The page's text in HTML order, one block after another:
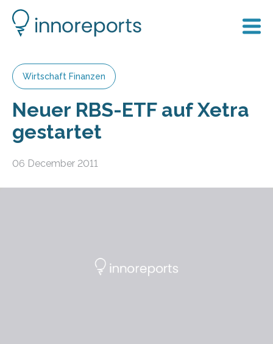
Wirtschaft Finanzen
Neuer RBS-ETF auf Xetra
gestartet
06 December 2011